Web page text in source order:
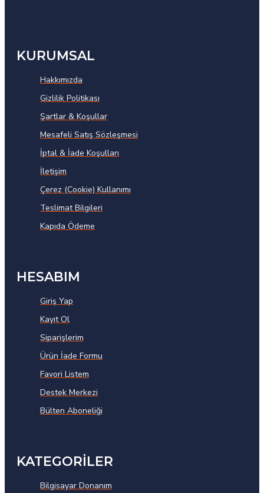
KURUMSAL
Hakkımızda
Gizlilik Politikası
Şartlar & Koşullar
Mesafeli Satış Sözleşmesi
İptal & İade Koşulları
İletişim
Çerez (Cookie) Kullanımı
Teslimat Bilgileri
Kapıda Ödeme
HESABIM
Giriş Yap
Kayıt Ol
Siparişlerim
Ürün İade Formu
Favori Listem
Destek Merkezi
Bülten Aboneliği
KATEGORİLER
Bilgisayar Donanım